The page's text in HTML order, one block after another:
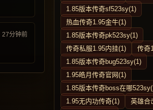
27分钟前
1.85版本传奇sf523sy(1)
热血传奇1.95金牛(1)
1.85版本传奇pk523sy(1)
传奇私服1.95内挂(1)
传奇
1.85版本传奇bug523sy(1)
1.95皓月传奇官网(1)
1.85版本传奇boss在哪
1.95无内功传奇(1)
英雄合